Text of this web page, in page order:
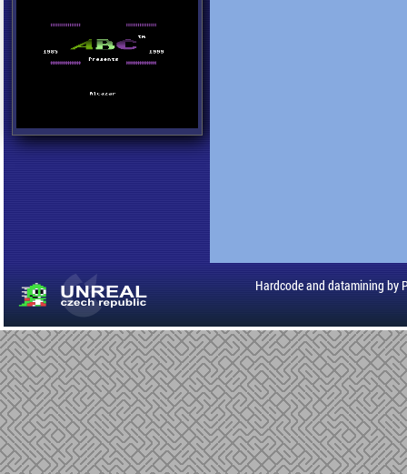
Hardcode and datamining by